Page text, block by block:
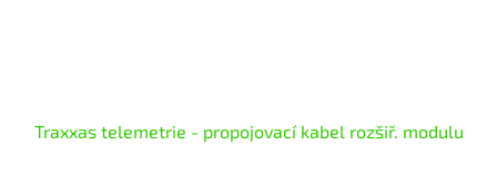
Traxxas telemetrie - propojovací kabel rozšiř. modulu